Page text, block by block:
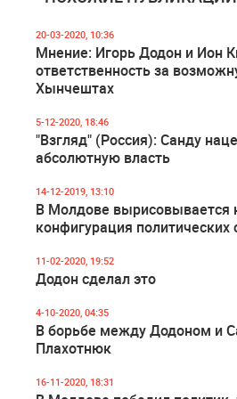
20-03-2020, 10:36
Мнение: Игорь Додон и Ион
ответственность за
Хынчештах
5-12-2020, 18:46
"Взгляд" (Россия): Санду
абсолютную власть
14-12-2019, 13:10
В Молдове вырисовывается
конфигурация политических
11-02-2020, 19:52
Додон сделал это
4-10-2020, 04:35
В борьбе между Додоном и
Плахотнюк
16-11-2020, 18:31